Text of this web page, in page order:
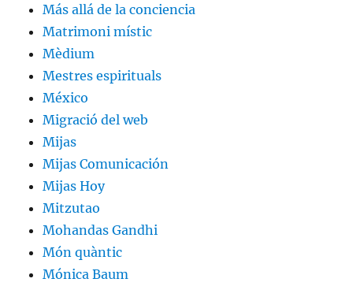
Más allá de la conciencia
Matrimoni místic
Mèdium
Mestres espirituals
México
Migració del web
Mijas
Mijas Comunicación
Mijas Hoy
Mitzutao
Mohandas Gandhi
Món quàntic
Mónica Baum